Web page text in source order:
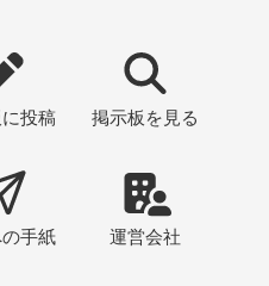
に投稿 掲示板 を見る
手紙 運営会社